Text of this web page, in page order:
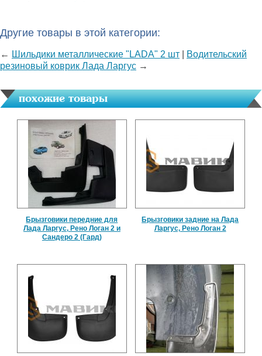
Другие товары в этой категории:
← Шильдики металлические "LADA" 2 шт
Водительский
резиновый коврик Лада Ларгус →
похожие товары
Брызговики передние для
Лада Ларгус, Рено Логан 2 и
Сандеро 2 (Гард)
Брызговики задние на Лада
Ларгус, Рено Логан 2